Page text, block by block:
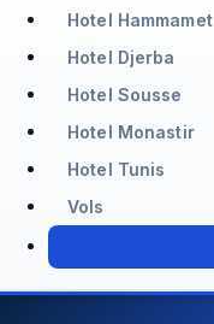
Hotel Hammamet
Hotel Djerba
Hotel Sousse
Hotel Monastir
Hotel Tunis
Vols